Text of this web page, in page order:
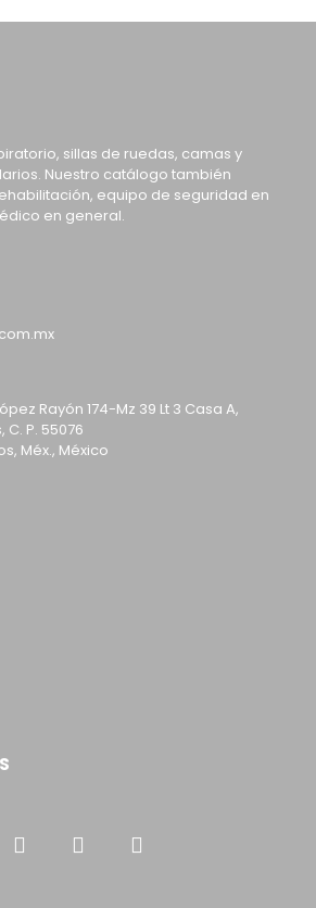
sillas de ruedas, camas y
Nuestro catálogo también
equipo de seguridad en
en general.
Rayón 174-Mz 39 Lt 3 Casa A,
C. P. 55076
Méx., México